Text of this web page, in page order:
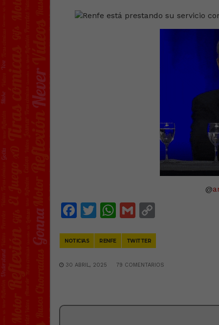
@
Facebook
Twitter
WhatsApp
Gmail
NOTICIAS RENFE TWITTER
30 ABRIL, 2025 79 COMENTARIOS